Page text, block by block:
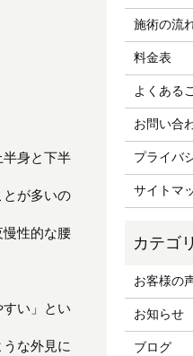
身と下半
とが多いの
慢性的な腰
い」とい
な外見に
施術の流
料金表
よくある
お問い合
プライバ
サイトマ
お客様の
お知らせ
ブログ